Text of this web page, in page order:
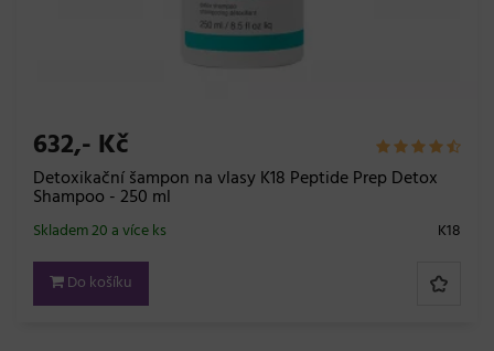
632,- Kč
Detoxikační šampon na vlasy K18 Peptide Prep Detox
Shampoo - 250 ml
K18
Skladem 20 a více ks
Do košíku